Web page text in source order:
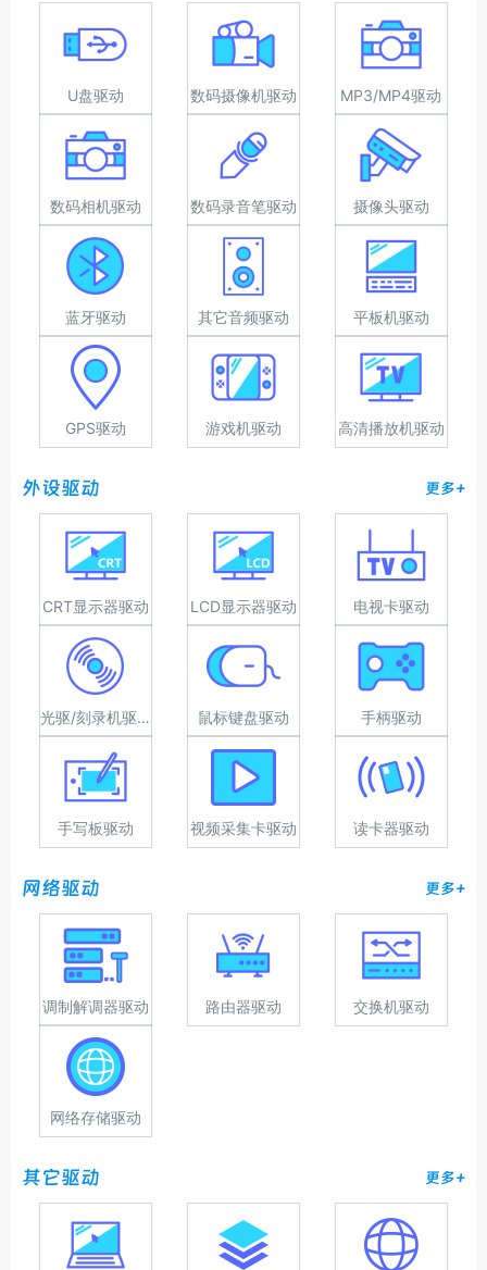
U盘驱动 数码摄像机驱动 MP3/MP4驱动
数码相机驱动 数码录音笔驱动 摄像头驱动
蓝牙驱动 其它音频驱动 平板机驱动
GPS驱动 游戏机驱动 高清播放机驱动
外设驱动 更多+
CRT显示器驱动 LCD显示器驱动 电视卡驱动
光驱/刻录机驱动 鼠标键盘驱动 手柄驱动
手写板驱动 视频采集卡驱动 读卡器驱动
网络驱动 更多+
调制解调器驱动 路由器驱动 交换机驱动
网络存储驱动
其它驱动 更多+